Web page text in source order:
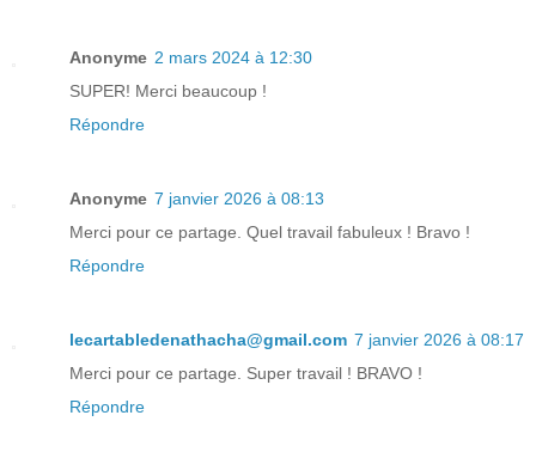
Anonyme 2 mars 2024 à 12:30
SUPER! Merci beaucoup !
Répondre
Anonyme 7 janvier 2026 à 08:13
Merci pour ce partage. Quel travail fabuleux ! Bravo !
Répondre
lecartabledenathacha@gmail.com 7 janvier 2026 à 08:17
Merci pour ce partage. Super travail ! BRAVO !
Répondre